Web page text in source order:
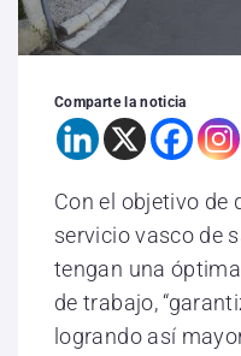
Comparte la noticia
Con el objetivo de
servicio vasco de
tengan una
de trabajo,
logrando así